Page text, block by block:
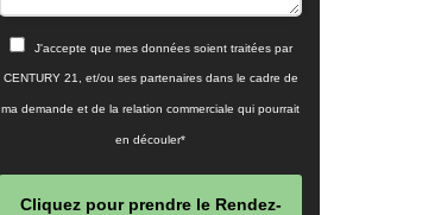
J'accepte que mes données soient traitées par
CENTURY 21, et/ou ses partenaires dans le cadre de
ma demande et de la relation commerciale qui pourrait
en découler*
Cliquez pour prendre le Rendez-